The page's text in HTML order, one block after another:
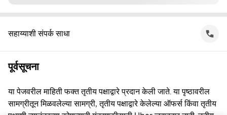
सहाय्याशी संपर्क साधा
पूर्वसूचना
या पेजवरील माहिती फक्त तृतीय पक्षाद्वारे प्रदान केली जाते. या पृष्ठावरील
सामग्रीतून मिळवलेल्या सामग्री, तृतीय पक्षाद्वारे केलेल्या ऑफर्स किंवा तृतीय